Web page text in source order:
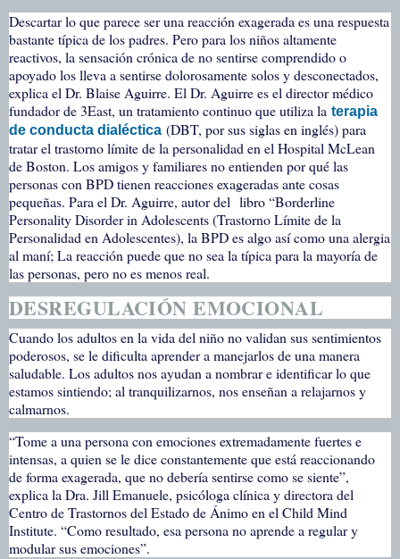
Descartar lo que parece ser una reacción exagerada es una respuesta
bastante típica de los padres. Pero para los niños altamente
reactivos, la sensación crónica de no sentirse comprendido o
apoyado los lleva a sentirse dolorosamente solos y desconectados,
explica el Dr. Blaise Aguirre. El Dr. Aguirre es el director médico
fundador de 3East, un tratamiento continuo que utiliza la terapia
de conducta dialéctica (DBT, por sus siglas en inglés) para
tratar el trastorno límite de la personalidad en el Hospital McLean
de Boston. Los amigos y familiares no entienden por qué las
personas con BPD tienen reacciones exageradas ante cosas
pequeñas. Para el Dr. Aguirre, autor del libro “Borderline
Personality Disorder in Adolescents (Trastorno Límite de la
Personalidad en Adolescentes), la BPD es algo así como una alergia
al maní; La reacción puede que no sea la típica para la mayoría de
las personas, pero no es menos real.
DESREGULACIÓN EMOCIONAL
Cuando los adultos en la vida del niño no validan sus sentimientos
poderosos, se le dificulta aprender a manejarlos de una manera
saludable. Los adultos nos ayudan a nombrar e identificar lo que
estamos sintiendo; al tranquilizarnos, nos enseñan a relajarnos y
calmarnos.
“Tome a una persona con emociones extremadamente fuertes e
intensas, a quien se le dice constantemente que está reaccionando
de forma exagerada, que no debería sentirse como se siente”,
explica la Dra. Jill Emanuele, psicóloga clínica y directora del
Centro de Trastornos del Estado de Ánimo en el Child Mind
Institute. “Como resultado, esa persona no aprende a regular y
modular sus emociones”.